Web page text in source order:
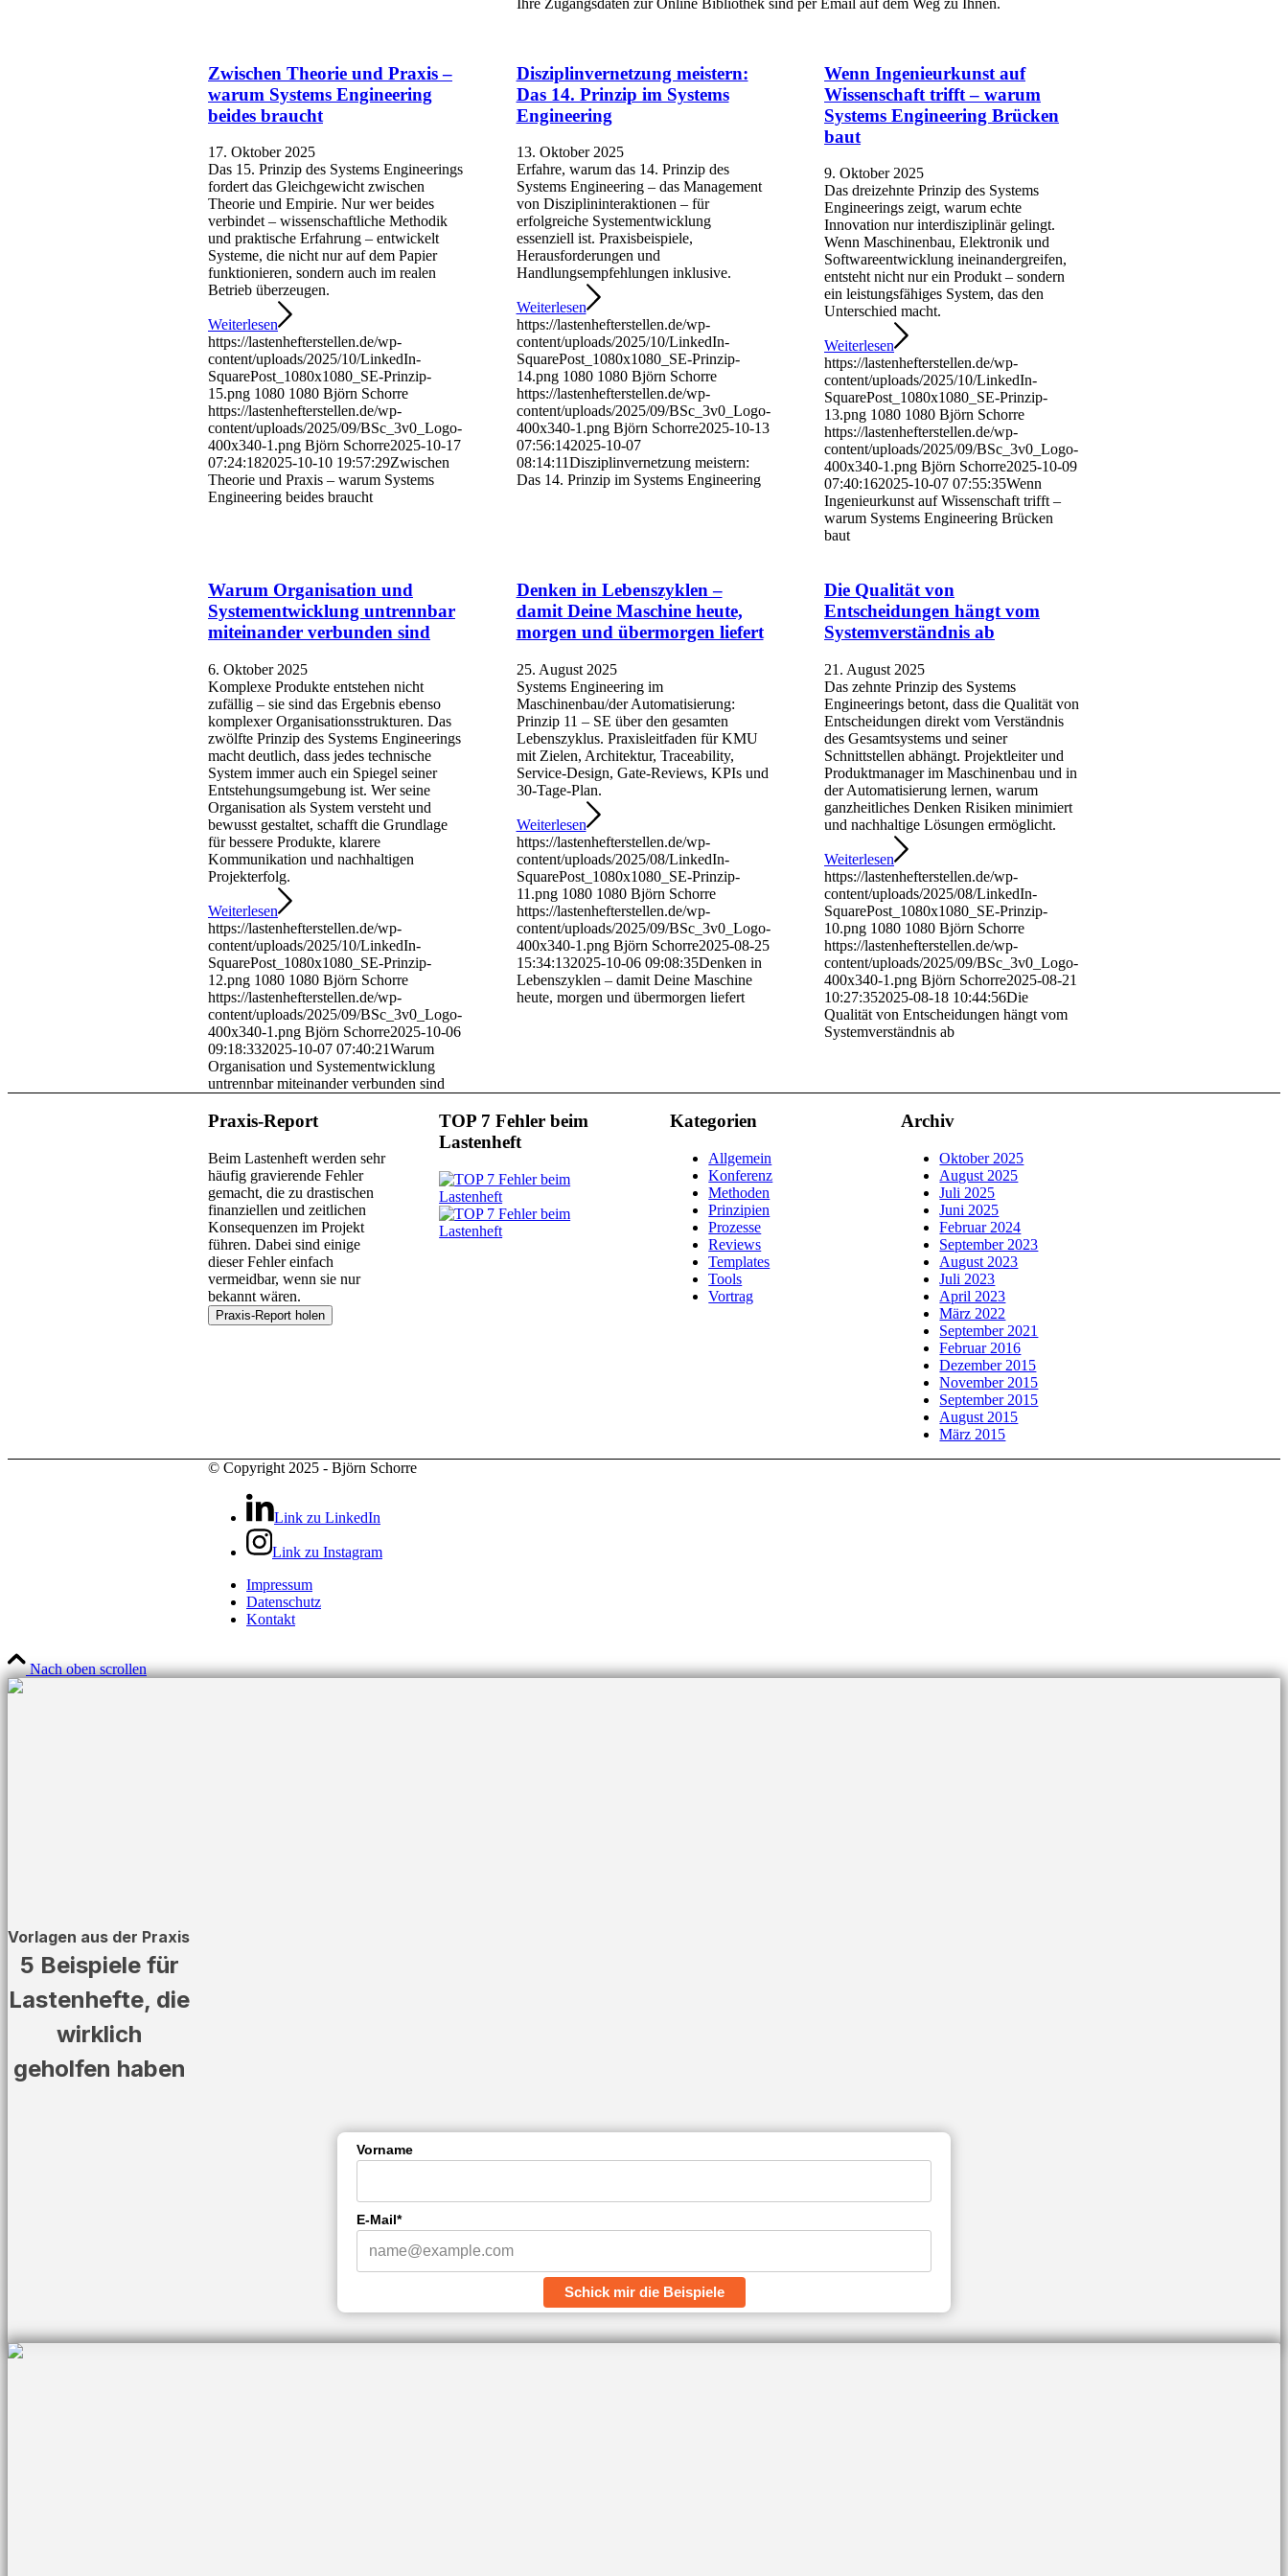
Zwischen Theorie und Praxis –
warum Systems Engineering
beides braucht
17. Oktober 2025
Das 15. Prinzip des Systems Engineerings
fordert das Gleichgewicht zwischen
Theorie und Empirie. Nur wer beides
verbindet – wissenschaftliche Methodik
und praktische Erfahrung – entwickelt
Systeme, die nicht nur auf dem Papier
funktionieren, sondern auch im realen
Betrieb überzeugen.
Weiterlesen
https://lastenhefterstellen.de/wp-
content/uploads/2025/10/LinkedIn-
SquarePost_1080x1080_SE-Prinzip-
15.png 1080 1080 Björn Schorre
https://lastenhefterstellen.de/wp-
content/uploads/2025/09/BSc_3v0_Logo-
400x340-1.png Björn Schorre2025-10-17
07:24:182025-10-10 19:57:29Zwischen
Theorie und Praxis – warum Systems
Engineering beides braucht
Disziplinvernetzung meistern:
Das 14. Prinzip im Systems
Engineering
13. Oktober 2025
Erfahre, warum das 14. Prinzip des
Systems Engineering – das Management
von Disziplininteraktionen – für
erfolgreiche Systementwicklung
essenziell ist. Praxisbeispiele,
Herausforderungen und
Handlungsempfehlungen inklusive.
Weiterlesen
https://lastenhefterstellen.de/wp-
content/uploads/2025/10/LinkedIn-
SquarePost_1080x1080_SE-Prinzip-
14.png 1080 1080 Björn Schorre
https://lastenhefterstellen.de/wp-
content/uploads/2025/09/BSc_3v0_Logo-
400x340-1.png Björn Schorre2025-10-13
07:56:142025-10-07
08:14:11Disziplinvernetzung meistern:
Das 14. Prinzip im Systems Engineering
Wenn Ingenieurkunst auf
Wissenschaft trifft – warum
Systems Engineering Brücken
baut
9. Oktober 2025
Das dreizehnte Prinzip des Systems
Engineerings zeigt, warum echte
Innovation nur interdisziplinär gelingt.
Wenn Maschinenbau, Elektronik und
Softwareentwicklung ineinandergreifen,
entsteht nicht nur ein Produkt – sondern
ein leistungsfähiges System, das den
Unterschied macht.
Weiterlesen
https://lastenhefterstellen.de/wp-
content/uploads/2025/10/LinkedIn-
SquarePost_1080x1080_SE-Prinzip-
13.png 1080 1080 Björn Schorre
https://lastenhefterstellen.de/wp-
content/uploads/2025/09/BSc_3v0_Logo-
400x340-1.png Björn Schorre2025-10-09
07:40:162025-10-07 07:55:35Wenn
Ingenieurkunst auf Wissenschaft trifft –
warum Systems Engineering Brücken
baut
Warum Organisation und
Systementwicklung untrennbar
miteinander verbunden sind
6. Oktober 2025
Komplexe Produkte entstehen nicht
zufällig – sie sind das Ergebnis ebenso
komplexer Organisationsstrukturen. Das
zwölfte Prinzip des Systems Engineerings
macht deutlich, dass jedes technische
System immer auch ein Spiegel seiner
Entstehungsumgebung ist. Wer seine
Organisation als System versteht und
bewusst gestaltet, schafft die Grundlage
für bessere Produkte, klarere
Kommunikation und nachhaltigen
Projekterfolg.
Weiterlesen
https://lastenhefterstellen.de/wp-
content/uploads/2025/10/LinkedIn-
SquarePost_1080x1080_SE-Prinzip-
12.png 1080 1080 Björn Schorre
https://lastenhefterstellen.de/wp-
content/uploads/2025/09/BSc_3v0_Logo-
400x340-1.png Björn Schorre2025-10-06
09:18:332025-10-07 07:40:21Warum
Organisation und Systementwicklung
untrennbar miteinander verbunden sind
Denken in Lebenszyklen –
damit Deine Maschine heute,
morgen und übermorgen liefert
25. August 2025
Systems Engineering im
Maschinenbau/der Automatisierung:
Prinzip 11 – SE über den gesamten
Lebenszyklus. Praxisleitfaden für KMU
mit Zielen, Architektur, Traceability,
Service-Design, Gate-Reviews, KPIs und
30-Tage-Plan.
Weiterlesen
https://lastenhefterstellen.de/wp-
content/uploads/2025/08/LinkedIn-
SquarePost_1080x1080_SE-Prinzip-
11.png 1080 1080 Björn Schorre
https://lastenhefterstellen.de/wp-
content/uploads/2025/09/BSc_3v0_Logo-
400x340-1.png Björn Schorre2025-08-25
15:34:132025-10-06 09:08:35Denken in
Lebenszyklen – damit Deine Maschine
heute, morgen und übermorgen liefert
Die Qualität von
Entscheidungen hängt vom
Systemverständnis ab
21. August 2025
Das zehnte Prinzip des Systems
Engineerings betont, dass die Qualität von
Entscheidungen direkt vom Verständnis
des Gesamtsystems und seiner
Schnittstellen abhängt. Projektleiter und
Produktmanager im Maschinenbau und in
der Automatisierung lernen, warum
ganzheitliches Denken Risiken minimiert
und nachhaltige Lösungen ermöglicht.
Weiterlesen
https://lastenhefterstellen.de/wp-
content/uploads/2025/08/LinkedIn-
SquarePost_1080x1080_SE-Prinzip-
10.png 1080 1080 Björn Schorre
https://lastenhefterstellen.de/wp-
content/uploads/2025/09/BSc_3v0_Logo-
400x340-1.png Björn Schorre2025-08-21
10:27:352025-08-18 10:44:56Die
Qualität von Entscheidungen hängt vom
Systemverständnis ab
Praxis-Report
Beim Lastenheft werden sehr
häufig gravierende Fehler
gemacht, die zu drastischen
finanziellen und zeitlichen
Konsequenzen im Projekt
führen. Dabei sind einige
dieser Fehler einfach
vermeidbar, wenn sie nur
bekannt wären.
TOP 7 Fehler beim
Lastenheft
Kategorien
Allgemein
Konferenz
Methoden
Prinzipien
Prozesse
Reviews
Templates
Tools
Vortrag
Archiv
Oktober 2025
August 2025
Juli 2025
Juni 2025
Februar 2024
September 2023
August 2023
Juli 2023
April 2023
März 2022
September 2021
Februar 2016
Dezember 2015
November 2015
September 2015
August 2015
März 2015
© Copyright 2025 - Björn Schorre
Link zu LinkedIn
Link zu Instagram
Impressum
Datenschutz
Kontakt
Nach oben scrollen
Vorlagen aus der Praxis
5 Beispiele für
Lastenhefte, die
wirklich
geholfen haben
Vorname
E-Mail*
Schick mir die Beispiele